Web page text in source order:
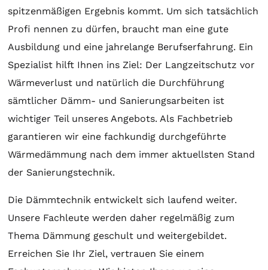
spitzenmäßigen Ergebnis kommt. Um sich tatsächlich
Profi nennen zu dürfen, braucht man eine gute
Ausbildung und eine jahrelange Berufserfahrung. Ein
Spezialist hilft Ihnen ins Ziel: Der Langzeitschutz vor
Wärmeverlust und natürlich die Durchführung
sämtlicher Dämm- und Sanierungsarbeiten ist
wichtiger Teil unseres Angebots. Als Fachbetrieb
garantieren wir eine fachkundig durchgeführte
Wärmedämmung nach dem immer aktuellsten Stand
der Sanierungstechnik.
Die Dämmtechnik entwickelt sich laufend weiter.
Unsere Fachleute werden daher regelmäßig zum
Thema Dämmung geschult und weitergebildet.
Erreichen Sie Ihr Ziel, vertrauen Sie einem